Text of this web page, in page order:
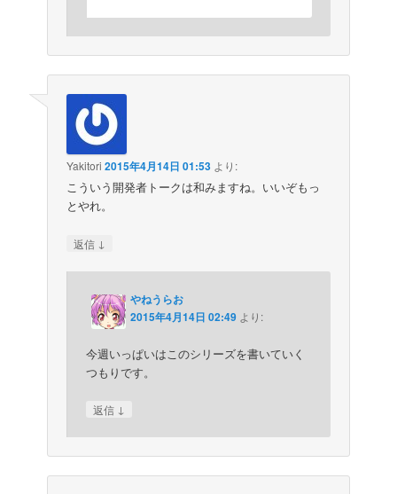
Yakitori 2015年4月14日 01:53 より:
こういう開発者トークは和みますね。いいぞもっ
とやれ。
返信 ↓
やねうらお
2015年4月14日 02:49 より:
今週いっぱいはこのシリーズを書いていく
つもりです。
返信 ↓